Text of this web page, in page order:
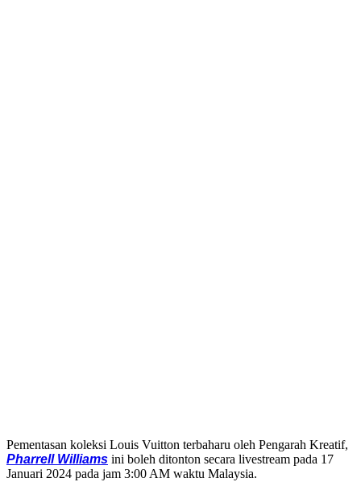
Pementasan koleksi Louis Vuitton terbaharu oleh Pengarah Kreatif,
Pharrell Williams ini boleh ditonton secara livestream pada 17
Januari 2024 pada jam 3:00 AM waktu Malaysia.